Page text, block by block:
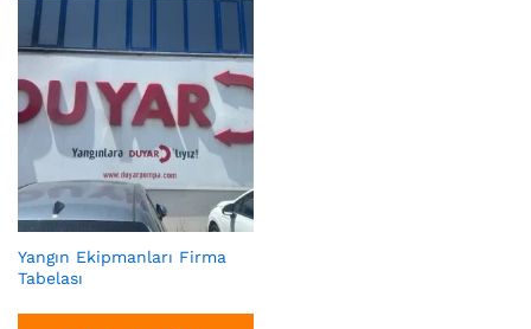
Yangın Ekipmanları Firma
Tabelası